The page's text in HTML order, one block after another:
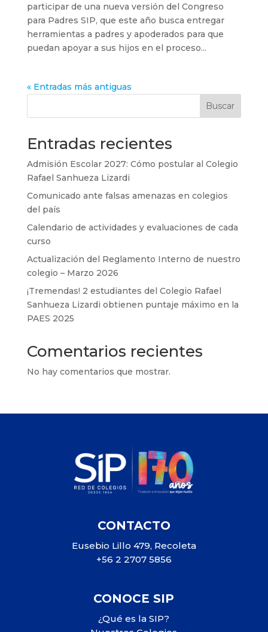
participar de una nueva versión del Congreso
para Padres SIP, que este año busca entregar
herramientas a padres y apoderados para que
puedan apoyar a sus hijos en el proceso...
« Entradas más antiguas
Buscar
Entradas recientes
Admisión Escolar 2027: Cómo postular al Colegio
Rafael Sanhueza Lizardi
Comunicado ante falsas amenazas en colegios
del país
Calendario de actividades y evaluaciones de cada
curso
Actualización del Reglamento Interno de nuestro
colegio – Marzo 2026
¡Tremendas! 2 estudiantes del Colegio Rafael
Sanhueza Lizardi obtienen puntaje máximo en la
PAES 2025
Comentarios recientes
No hay comentarios que mostrar.
CONTACTO
Eusebio Lillo 479, Recoleta
+56 2 2707 5856
CONOCE SIP
¿Qué es la SIP?